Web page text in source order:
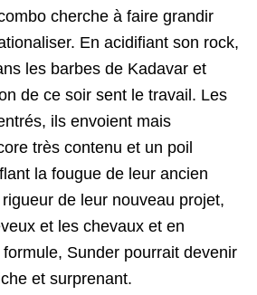
cherche à faire grandir
En acidifiant son rock,
les barbes de Kadavar et
de ce soir sent le travail. Les
ils envoient mais
très contenu et un poil
la fougue de leur ancien
de leur nouveau projet,
et les chevaux et en
Sunder pourrait devenir
et surprenant.